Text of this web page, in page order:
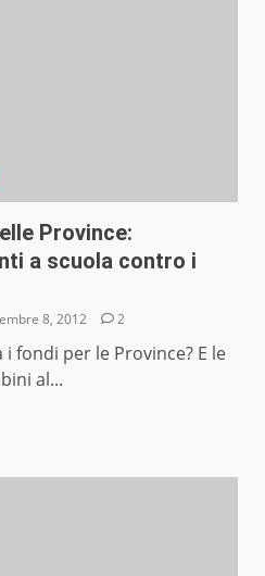
Province:
a scuola contro i
8, 2012 2
i fondi per le Province? E le
al...